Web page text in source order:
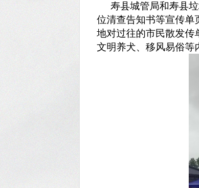
寿县城管局和寿县
位清查告知书等宣传单
地对过往的市民散发传
文明养犬、移风易俗等